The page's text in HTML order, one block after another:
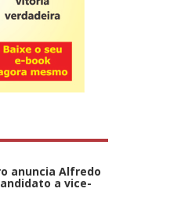
anuncia Alfredo
a vice-